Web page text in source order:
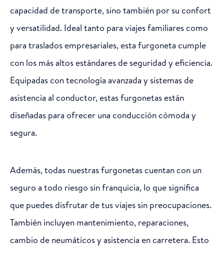
capacidad de transporte, sino también por su confort
y versatilidad. Ideal tanto para viajes familiares como
para traslados empresariales, esta furgoneta cumple
con los más altos estándares de seguridad y eficiencia.
Equipadas con tecnología avanzada y sistemas de
asistencia al conductor, estas furgonetas están
diseñadas para ofrecer una conducción cómoda y
segura.
Además, todas nuestras furgonetas cuentan con un
seguro a todo riesgo sin franquicia, lo que significa
que puedes disfrutar de tus viajes sin preocupaciones.
También incluyen mantenimiento, reparaciones,
cambio de neumáticos y asistencia en carretera. Esto